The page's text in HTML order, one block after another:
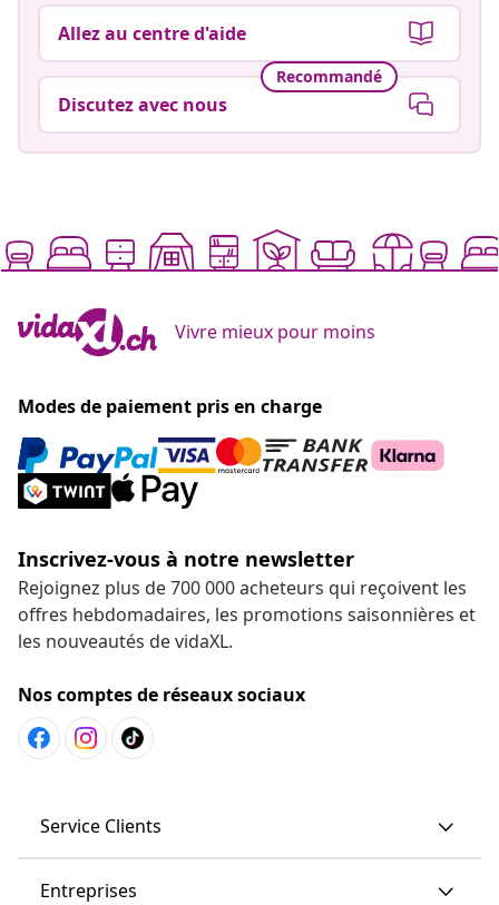
Allez au centre d'aide
Recommandé
Discutez avec nous
Vivre mieux pour moins
Modes de paiement pris en charge
Inscrivez-vous à notre newsletter
Rejoignez plus de 700 000 acheteurs qui reçoivent les
offres hebdomadaires, les promotions saisonnières et
les nouveautés de vidaXL.
Nos comptes de réseaux sociaux
Service Clients
Entreprises